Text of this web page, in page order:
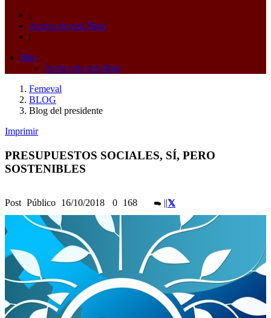
|
Acerca de este Blog
|
Más
Acerca de este Blog
Femeval
BLOG
Blog del presidente
Imprimir
PRESUPUESTOS SOCIALES, SÍ, PERO
SOSTENIBLES
Post Público 16/10/2018 0 168 ||